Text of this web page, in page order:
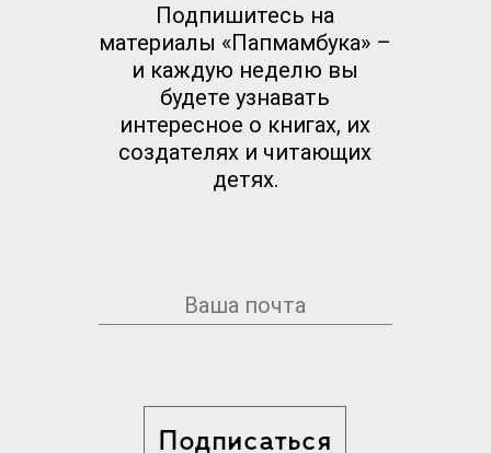
Подпишитесь на
материалы «Папмамбука» –
и каждую неделю вы
будете узнавать
интересное о книгах, их
создателях и читающих
детях.
Подписаться